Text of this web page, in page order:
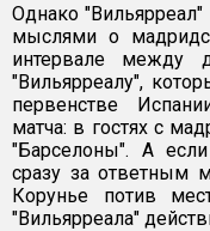
Однако
мыслями о
интервале между
"Вильярреалу",
первенстве
матча: в гостях с
"Барселоны". А
сразу за ответным
Корунье потив
"Вильярреала"